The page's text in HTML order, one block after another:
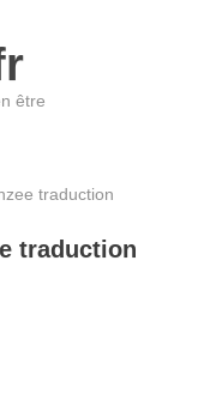
être
traduction
traduction